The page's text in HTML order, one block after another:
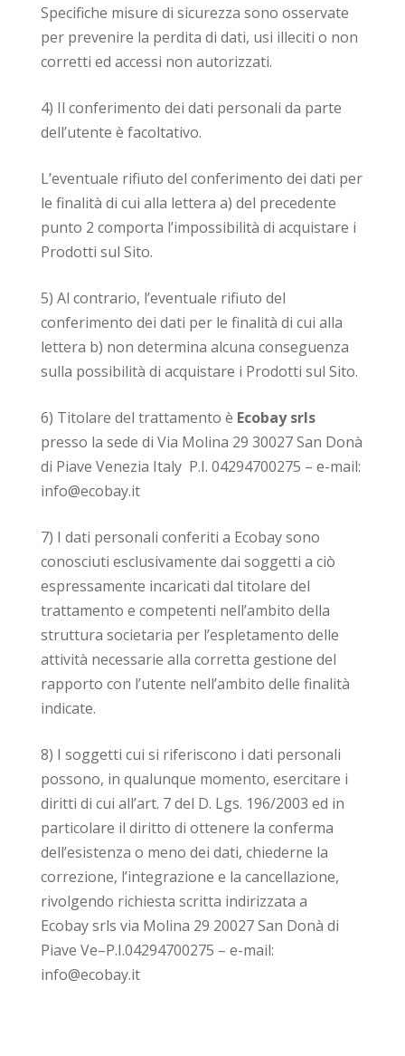
Specifiche misure di sicurezza sono osservate
per prevenire la perdita di dati, usi illeciti o non
corretti ed accessi non autorizzati.
4) Il conferimento dei dati personali da parte
dell’utente è facoltativo.
L’eventuale rifiuto del conferimento dei dati per
le finalità di cui alla lettera a) del precedente
punto 2 comporta l’impossibilità di acquistare i
Prodotti sul Sito.
5) Al contrario, l’eventuale rifiuto del
conferimento dei dati per le finalità di cui alla
lettera b) non determina alcuna conseguenza
sulla possibilità di acquistare i Prodotti sul Sito.
6) Titolare del trattamento è Ecobay srls
presso la sede di Via Molina 29 30027 San Donà
di Piave Venezia Italy P.I. 04294700275 – e-mail:
info@ecobay.it
7) I dati personali conferiti a Ecobay sono
conosciuti esclusivamente dai soggetti a ciò
espressamente incaricati dal titolare del
trattamento e competenti nell’ambito della
struttura societaria per l’espletamento delle
attività necessarie alla corretta gestione del
rapporto con l’utente nell’ambito delle finalità
indicate.
8) I soggetti cui si riferiscono i dati personali
possono, in qualunque momento, esercitare i
diritti di cui all’art. 7 del D. Lgs. 196/2003 ed in
particolare il diritto di ottenere la conferma
dell’esistenza o meno dei dati, chiederne la
correzione, l’integrazione e la cancellazione,
rivolgendo richiesta scritta indirizzata a
Ecobay srls via Molina 29 20027 San Donà di
Piave Ve–P.I.04294700275 – e-mail:
info@ecobay.it